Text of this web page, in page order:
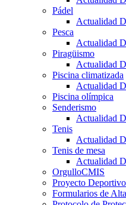
Pádel
Actualidad
Pesca
Actualidad
Piragüismo
Actualidad
Piscina climatizada
Actualidad
Piscina olímpica
Senderismo
Actualidad
Tenis
Actualidad
Tenis de mesa
Actualidad
OrgulloCMIS
Proyecto
Formularios de